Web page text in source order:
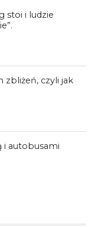
stoi i ludzie
zbliżeń, czyli jak
i autobusami